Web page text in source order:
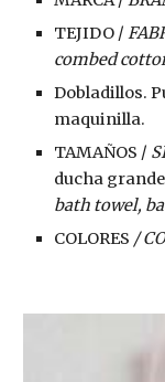
TEJIDO /
combed
Dobladillos.
maquinilla.
TAMAÑOS /
ducha
bath towel,
COLORES /